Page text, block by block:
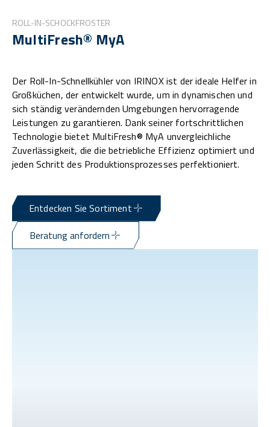
ROLL-IN-SCHOCKFROSTER
MultiFresh® MyA
Der Roll-In-Schnellkühler von IRINOX ist der ideale Helfer in
Großküchen, der entwickelt wurde, um in dynamischen und
sich ständig verändernden Umgebungen hervorragende
Leistungen zu garantieren. Dank seiner fortschrittlichen
Technologie bietet MultiFresh® MyA unvergleichliche
Zuverlässigkeit, die die betriebliche Effizienz optimiert und
jeden Schritt des Produktionsprozesses perfektioniert.
Entdecken Sie Sortiment
Beratung anfordern